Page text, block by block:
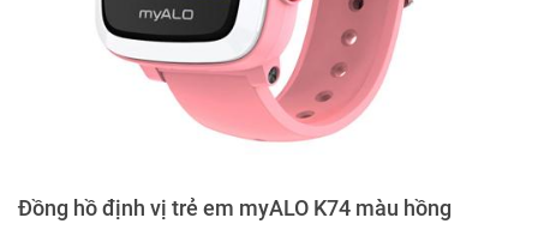
Đồng hồ định vị trẻ em myALO K74 màu hồng